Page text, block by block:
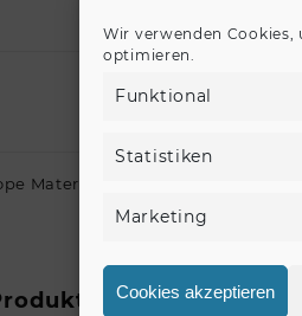
Wir verwenden Cookies,
optimieren.
Funktional
Statistiken
Marketing
Cookies akzeptieren
Material Edelstahl Gewicht 175